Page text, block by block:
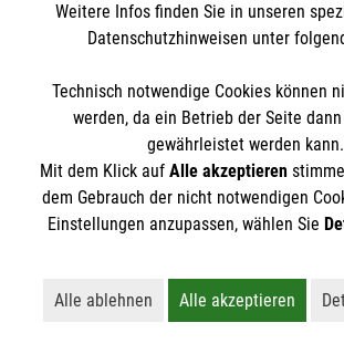
Newsletter
Cookies verwalten Impressum
Weitere Infos finden Sie in unseren
Datenschutzhinweisen unter
Technisch notwendige Cookies können
werden, da ein Betrieb der Seite
gewährleistet werden kann.
Mit dem Klick auf Alle akzeptieren
dem Gebrauch der nicht notwendigen
Einstellungen anzupassen, wählen Sie
Alle ablehnen
Lehnt alle nicht-essentiellen
Alle akzeptieren
Akzeptiert alle